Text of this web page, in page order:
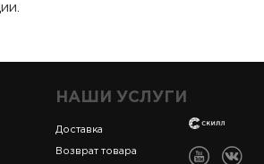
НАШИ УСЛУГИ
Доставка
Возврат товара